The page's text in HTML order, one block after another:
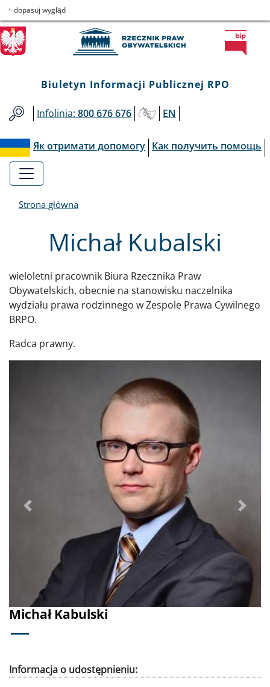
Przejdź
do
menu
głównego
Przejdź
do
treści
Przejdź
to
informacji
o
Przejdź
do
mapy
serwisu
Biuletyn
Informacji
Publicznej
RPO
+ dopasuj wygląd
Biuletyn Informacji Publicznej RPO
Infolinia: 800 676 676 EN
Як отримати допомогу Как получить помощь
Strona główna
Michał Kubalski
wieloletni pracownik Biura Rzecznika Praw
Obywatelskich, obecnie na stanowisku naczelnika
wydziału prawa rodzinnego w Zespole Prawa Cywilnego
BRPO.
Radca prawny.
Michał Kabulski
Poprzednie Dalej
Informacja o udostępnieniu: